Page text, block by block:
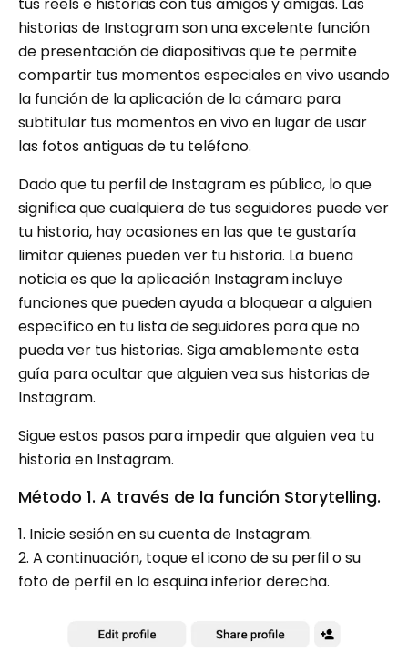
tus reels e historias con tus amigos y amigas. Las
historias de Instagram son una excelente función
de presentación de diapositivas que te permite
compartir tus momentos especiales en vivo usando
la función de la aplicación de la cámara para
subtitular tus momentos en vivo en lugar de usar
las fotos antiguas de tu teléfono.
Dado que tu perfil de Instagram es público, lo que
significa que cualquiera de tus seguidores puede ver
tu historia, hay ocasiones en las que te gustaría
limitar quienes pueden ver tu historia. La buena
noticia es que la aplicación Instagram incluye
funciones que pueden ayuda a bloquear a alguien
específico en tu lista de seguidores para que no
pueda ver tus historias. Siga amablemente esta
guía para ocultar que alguien vea sus historias de
Instagram.
Sigue estos pasos para impedir que alguien vea tu
historia en Instagram.
Método 1. A través de la función Storytelling.
1. Inicie sesión en su cuenta de Instagram.
2. A continuación, toque el icono de su perfil o su
foto de perfil en la esquina inferior derecha.